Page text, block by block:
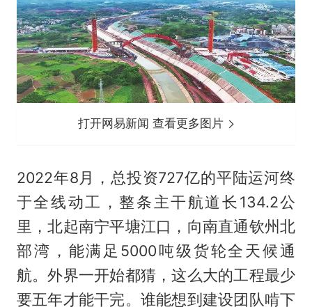
打开网易新闻 查看更多图片
2022年8月，总投资727亿的平陆运河终
于全线动工，整条主干航道长134.2公
里，北起南宁平塘江口，向南直通钦州北
部湾，能满足5000吨级货轮全天候通
航。外界一开始都猜，这么大的工程最少
要五年才能干完。谁能想到建设团队啃下